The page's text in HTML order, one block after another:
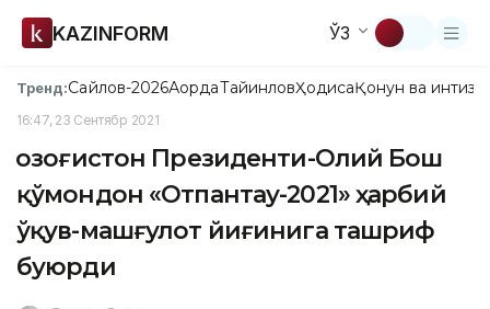
KAZINFORM ЎЗ
Тренд:Сайлов-2026АқордаТайинловҲодисаҚонун ва
16:47, 23 Сентябр 2021
Қозоғистон Президенти-Олий Бош
қўмондон «Отпантау-2021» ҳарбий
ўқув-машғулот йиғинига ташриф
буюрди